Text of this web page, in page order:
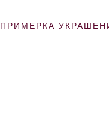
ПРИМЕРКА